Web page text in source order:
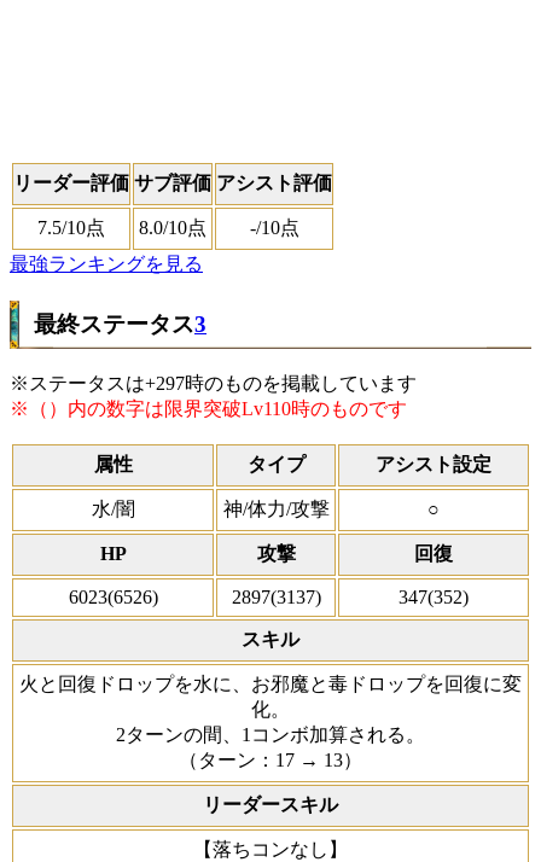
リーダー評価 サブ評価 アシスト評価
7.5/10点 8.0/10点 -/10点
最強ランキングを見る
最終ステータス3
※ステータスは+297時のものを掲載しています
※（）内の数字は限界突破Lv110時のものです
属性 タイプ アシスト設定
水/闇 神/体力/攻撃 ○
HP 攻撃 回復
6023(6526) 2897(3137) 347(352)
スキル
火と回復ドロップを水に、お邪魔と毒ドロップを回復に変
化。
2ターンの間、1コンボ加算される。
（ターン：17 → 13）
リーダースキル
【落ちコンなし】